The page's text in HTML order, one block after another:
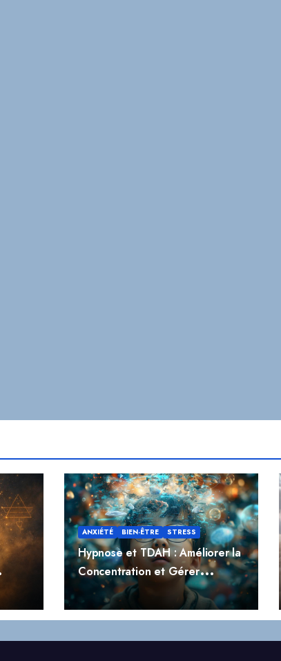
ANXIÉTÉ BIEN-ÊTRE STRESS
Hypnose et TDAH : Améliorer la
Concentration et Gérer
l’Impulsivité